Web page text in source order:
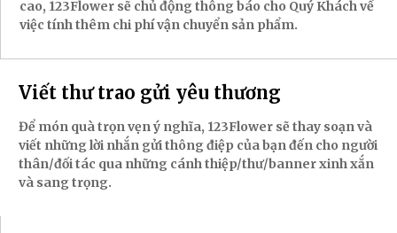
cao, 123Flower sẽ chủ động thông báo cho Quý Khách về
việc tính thêm chi phí vận chuyển sản phẩm.
Viết thư trao gửi yêu thương
Để món quà trọn vẹn ý nghĩa, 123Flower sẽ thay soạn và
viết những lời nhắn gửi thông điệp của bạn đến cho người
thân/đối tác qua những cánh thiệp/thư/banner xinh xắn
và sang trọng.